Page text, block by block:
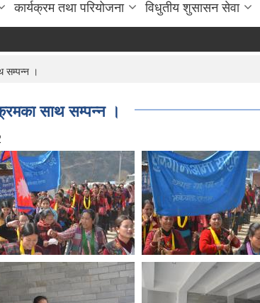
कार्यक्रम तथा परियोजना विधुतीय शुसासन सेवा
सम्पन्न ।
साथ सम्पन्न ।